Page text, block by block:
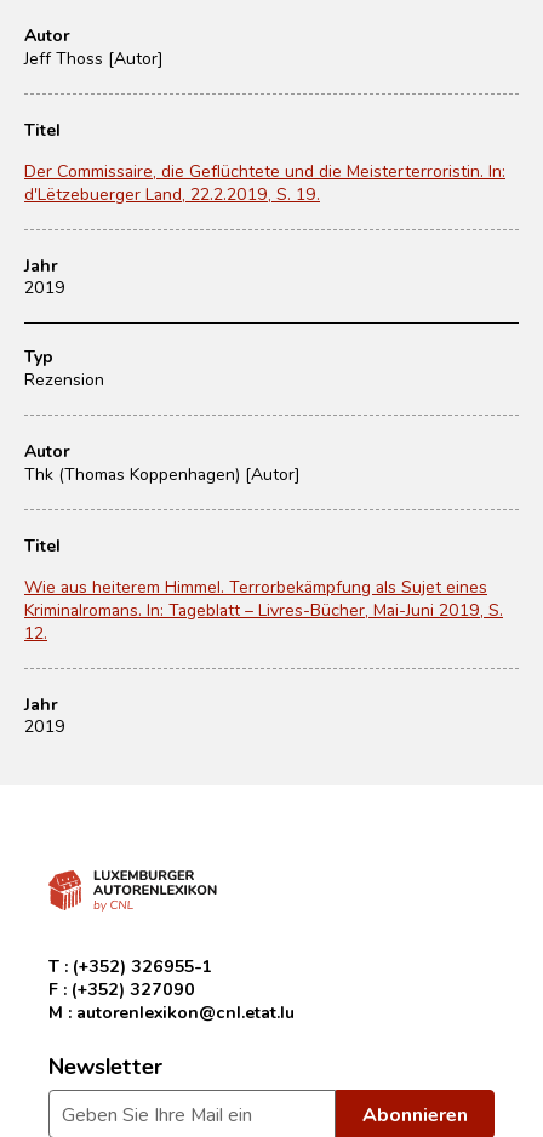
Autor
Jeff Thoss [Autor]
Titel
Der Commissaire, die Geflüchtete und die Meisterterroristin. In:
d'Lëtzebuerger Land, 22.2.2019, S. 19.
Jahr
2019
Typ
Rezension
Autor
Thk (Thomas Koppenhagen) [Autor]
Titel
Wie aus heiterem Himmel. Terrorbekämpfung als Sujet eines
Kriminalromans. In: Tageblatt – Livres-Bücher, Mai-Juni 2019, S.
12.
Jahr
2019
T : (+352) 326955-1
F : (+352) 327090
M : autorenlexikon@cnl.etat.lu
Newsletter